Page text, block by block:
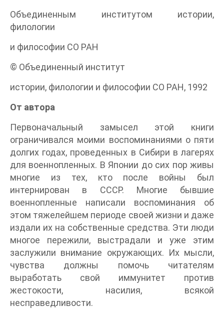
Объединенным институтом истории,
филологии
и философии СО РАН
© Объединенный институт
истории, филологии и философии СО РАН, 1992
От автора
Первоначальный замысел этой книги
ограничивался моими воспоминаниями о пяти
долгих годах, проведенных в Сибири в лагерях
для военнопленных. В Японии до сих пор живы
многие из тех, кто после войны был
интернирован в СССР. Многие бывшие
военнопленные написали воспоминания об
этом тяжелейшем периоде своей жизни и даже
издали их на собственные средства. Эти люди
многое пережили, выстрадали и уже этим
заслужили внимание окружающих. Их мысли,
чувства должны помочь читателям
выработать свой иммунитет против
жестокости, насилия, всякой
несправедливости.